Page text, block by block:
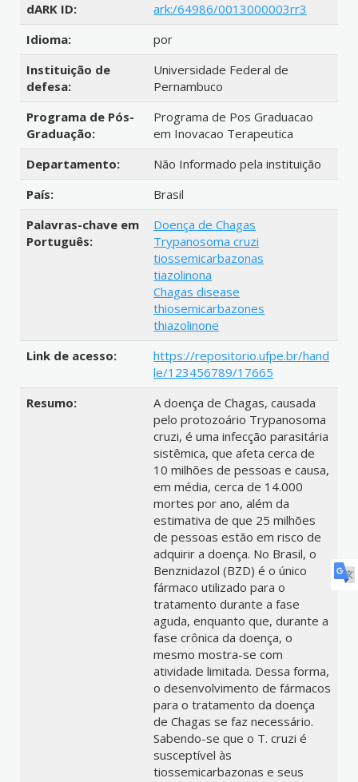
dARK ID:
ark:/64986/0013000003rr3
Idioma:
por
Instituição de
defesa:
Universidade Federal de
Pernambuco
Programa de Pós-
Graduação:
Programa de Pos Graduacao
em Inovacao Terapeutica
Departamento:
Não Informado pela instituição
País:
Brasil
Palavras-chave em
Português:
Doença de Chagas
Trypanosoma cruzi
tiossemicarbazonas
tiazolinona
Chagas disease
thiosemicarbazones
thiazolinone
Link de acesso:
https://repositorio.ufpe.br/hand
le/123456789/17665
Resumo:
A doença de Chagas, causada
pelo protozoário Trypanosoma
cruzi, é uma infecção parasitária
sistêmica, que afeta cerca de
10 milhões de pessoas e causa,
em média, cerca de 14.000
mortes por ano, além da
estimativa de que 25 milhões
de pessoas estão em risco de
adquirir a doença. No Brasil, o
Benznidazol (BZD) é o único
fármaco utilizado para o
tratamento durante a fase
aguda, enquanto que, durante a
fase crônica da doença, o
mesmo mostra-se com
atividade limitada. Dessa forma,
o desenvolvimento de fármacos
para o tratamento da doença
de Chagas se faz necessário.
Sabendo-se que o T. cruzi é
susceptível às
tiossemicarbazonas e seus